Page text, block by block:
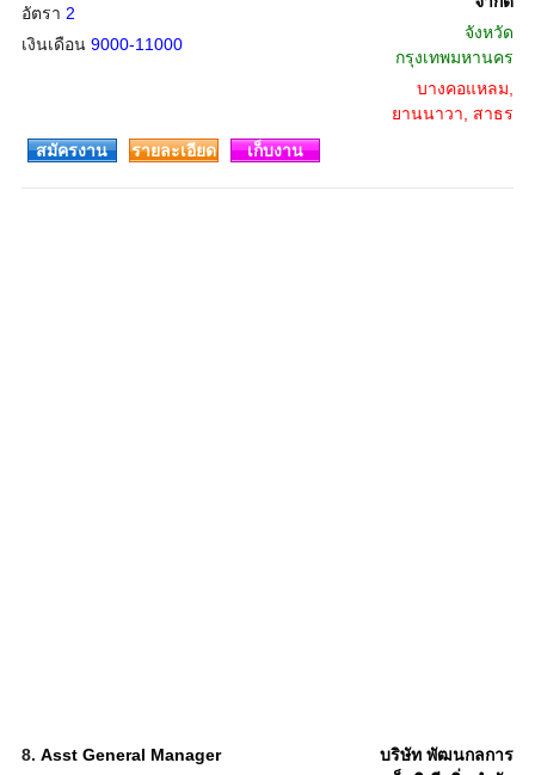
อัตรา 2
เงินเดือน 9000-11000
จังหวัด
กรุงเทพมหานคร
บางคอแหลม,
ยานนาวา, สาธร
สมัครงาน
รายละเอียด เก็บงาน
8. Asst General Manager
บริษัท พัฒนกลการ